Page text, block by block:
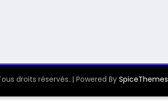
droits réservés. | Powered BySpiceThemes